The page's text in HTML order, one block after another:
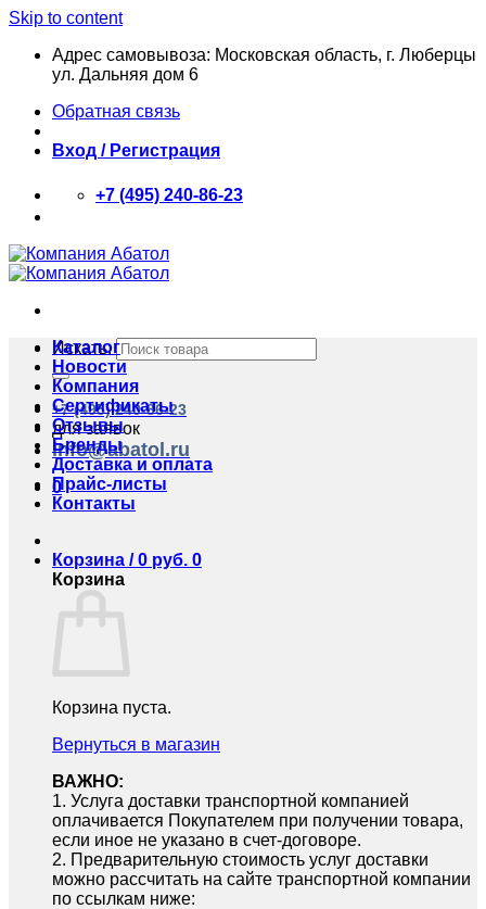
Skip to content
Адрес самовывоза: Московская область, г. Люберцы
ул. Дальняя дом 6
Обратная связь
Вход / Регистрация
+7 (495) 240-86-23
Искать:
+7 (495) 240-86-23
для заявок
info@abatol.ru
0
Каталог
Новости
Компания
Сертификаты
Отзывы
Бренды
Доставка и оплата
Прайс-листы
Контакты
Корзина /0 руб. 0
Корзина
Корзина пуста.
Вернуться в магазин
ВАЖНО:
1.⁠ ⁠Услуга доставки транспортной компанией
оплачивается Покупателем при получении товара,
если иное не указано в счет-договоре.
2.⁠ ⁠Предварительную стоимость услуг доставки
можно рассчитать на сайте транспортной компании
по ссылкам ниже: